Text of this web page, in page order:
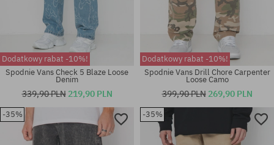
Dostępne rozmiary:
S; XL
Dostępne rozmiary:
Dodatkowy rabat -10%!
Spodnie Vans Check 5 Blaze Loose
Denim
339,90 PLN 219,90 PLN
Dodatkowy rabat -10%!
Spodnie Vans Drill Chore Carpenter
Loose Camo
399,90 PLN 269,90 PLN
-35% -35%